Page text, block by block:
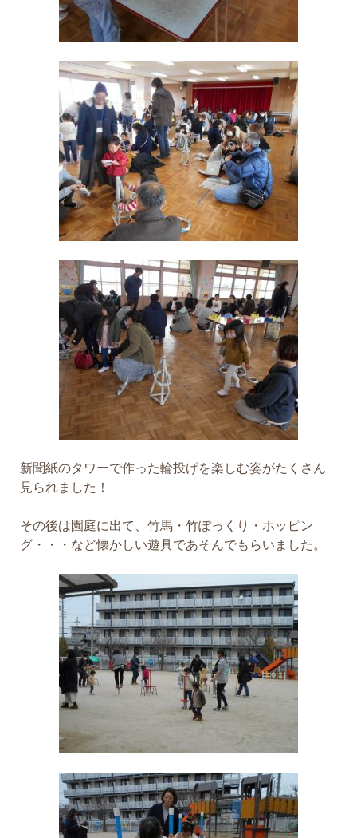
新聞紙のタワーで作った輪投げを楽しむ姿がたくさん
見られました！
その後は園庭に出て、竹馬・竹ぽっくり・ホッピン
グ・・・など懐かしい遊具であそんでもらいました。